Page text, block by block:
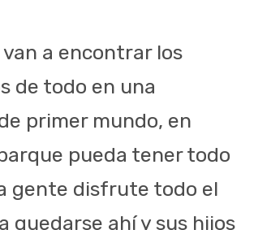
van a encontrar los
de todo en una
primer mundo, en
pueda tener todo
gente disfrute todo el
quedarse ahí y sus hijos